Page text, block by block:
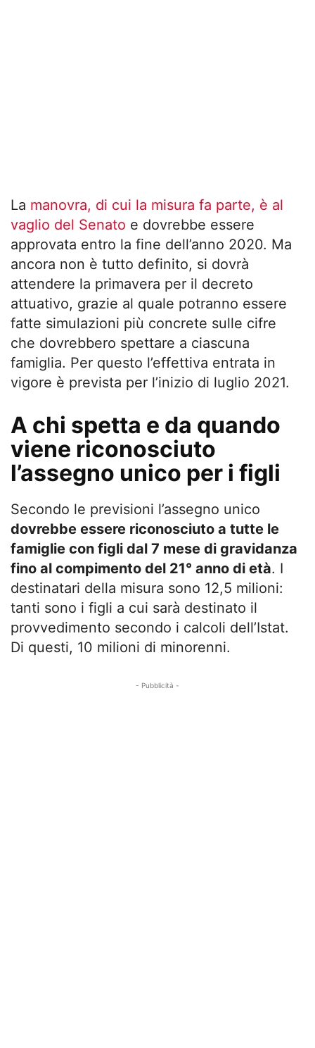
La manovra, di cui la misura fa parte, è al
vaglio del Senato e dovrebbe essere
approvata entro la fine dell’anno 2020. Ma
ancora non è tutto definito, si dovrà
attendere la primavera per il decreto
attuativo, grazie al quale potranno essere
fatte simulazioni più concrete sulle cifre
che dovrebbero spettare a ciascuna
famiglia. Per questo l’effettiva entrata in
vigore è prevista per l’inizio di luglio 2021.
A chi spetta e da quando
viene riconosciuto
l’assegno unico per i figli
Secondo le previsioni l’assegno unico
dovrebbe essere riconosciuto a tutte le
famiglie con figli dal 7 mese di gravidanza
fino al compimento del 21° anno di età. I
destinatari della misura sono 12,5 milioni:
tanti sono i figli a cui sarà destinato il
provvedimento secondo i calcoli dell’Istat.
Di questi, 10 milioni di minorenni.
- Pubblicità -